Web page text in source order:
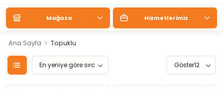
Mağaza Hizmetlerimiz
Ana Sayfa > Topuklu